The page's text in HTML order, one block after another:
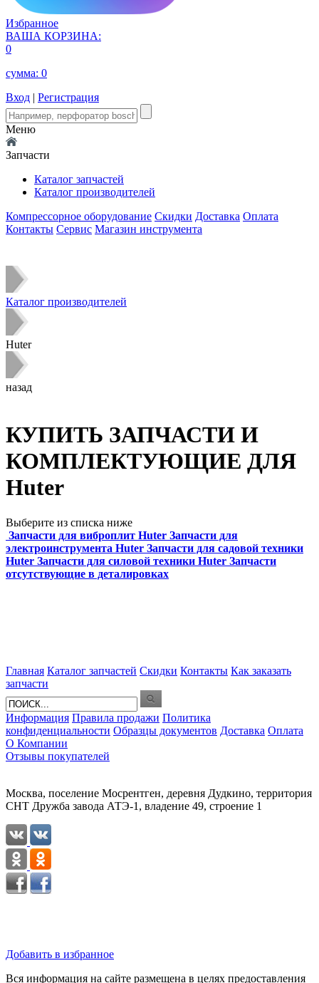
Избранное
ВАША КОРЗИНА:
0
сумма: 0
Вход | Регистрация
Меню
Запчасти
Каталог запчастей
Каталог производителей
Компрессорное оборудование Скидки Доставка Оплата
Контакты Сервис Магазин инструмента
Каталог производителей
Huter
назад
КУПИТЬ ЗАПЧАСТИ И
КОМПЛЕКТУЮЩИЕ ДЛЯ
Huter
Выберите из списка ниже
Запчасти для виброплит Huter Запчасти для
электроинструмента Huter Запчасти для садовой техники
Huter Запчасти для силовой техники Huter Запчасти
отсутствующие в деталировках
Главная Каталог запчастей Скидки Контакты Как заказать
запчасти
Информация Правила продажи Политика
конфиденциальности Образцы документов Доставка Оплата
О Компании
Отзывы покупателей
Москва, поселение Мосрентген, деревня Дудкино, территория
СНТ Дружба завода АТЭ-1, владение 49, строение 1
Добавить в избранное
Вся информация на сайте размещена в целях предоставления